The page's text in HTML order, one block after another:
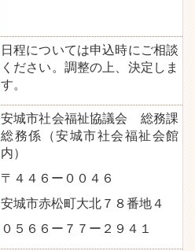
日程については申込時にご相談
ください。調整の上、決定しま
す。
安城市社会福祉協議会 総務課
総務係（安城市社会福祉会館
内）
〒４４６ー００４６
安城市赤松町大北７８番地４
０５６６ー７７ー２９４１